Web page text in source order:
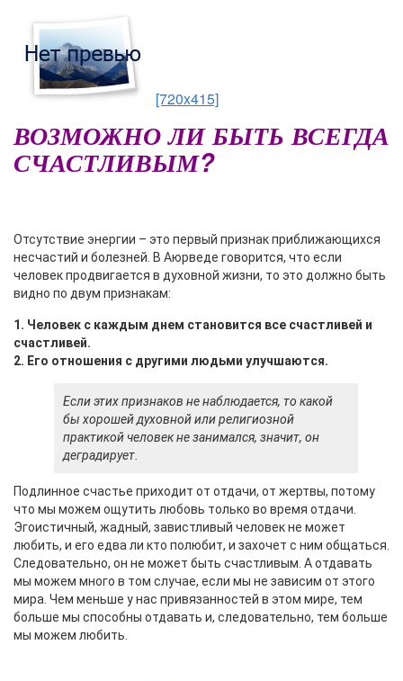
[720x415]
ВОЗМОЖНО ЛИ БЫТЬ ВСЕГДА
СЧАСТЛИВЫМ?
Отсутствие энергии – это первый признак приближающихся
несчастий и болезней. В Аюрведе говорится, что если
человек продвигается в духовной жизни, то это должно быть
видно по двум признакам:
1. Человек с каждым днем становится все счастливей и
счастливей.
2. Его отношения с другими людьми улучшаются.
Если этих признаков не наблюдается, то какой
бы хорошей духовной или религиозной
практикой человек не занимался, значит, он
деградирует.
Подлинное счастье приходит от отдачи, от жертвы, потому
что мы можем ощутить любовь только во время отдачи.
Эгоистичный, жадный, завистливый человек не может
любить, и его едва ли кто полюбит, и захочет с ним общаться.
Следовательно, он не может быть счастливым. А отдавать
мы можем много в том случае, если мы не зависим от этого
мира. Чем меньше у нас привязанностей в этом мире, тем
больше мы способны отдавать и, следовательно, тем больше
мы можем любить.